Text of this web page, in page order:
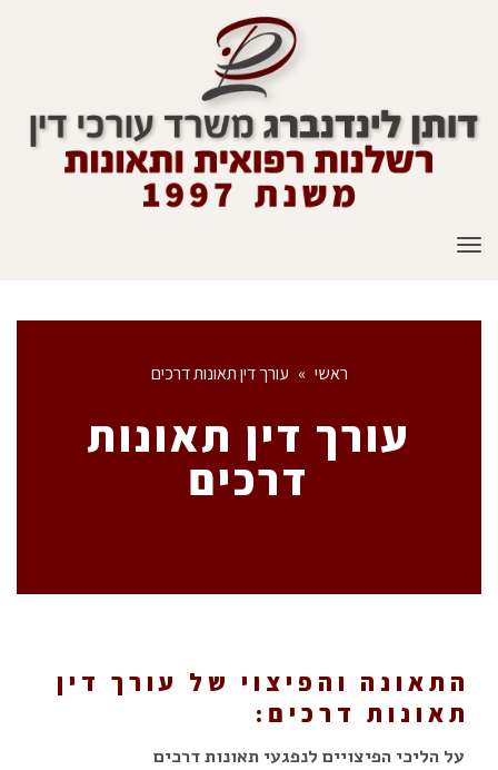
תפריט
ראשי » עורך דין תאונות דרכים
עורך דין תאונות
דרכים
התאונה והפיצוי של עורך דין
תאונות דרכים:
על הליכי הפיצויים לנפגעי תאונות דרכים